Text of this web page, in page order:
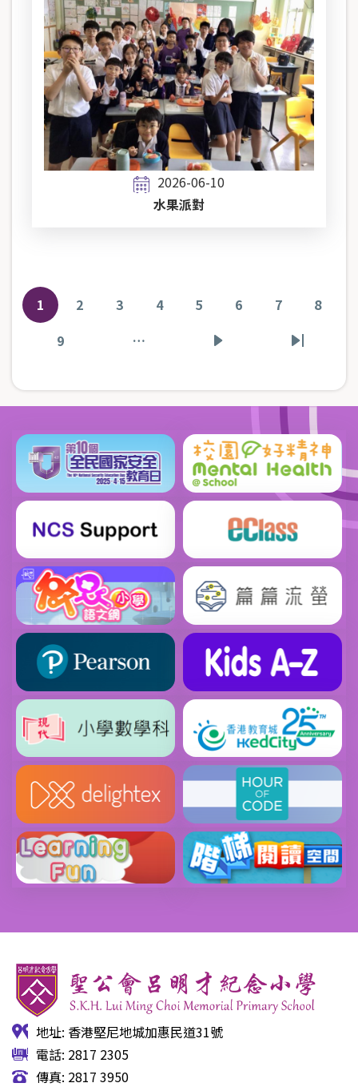
2026-06-10
水果派對
Pagination
目
1
頁
2
頁
3
頁
4
頁
5
頁
6
頁
7
頁
8
頁
9 …
頁
Last
地址: 香港堅尼地城加惠民道31號
電話: 2817 2305
傳真: 2817 3950